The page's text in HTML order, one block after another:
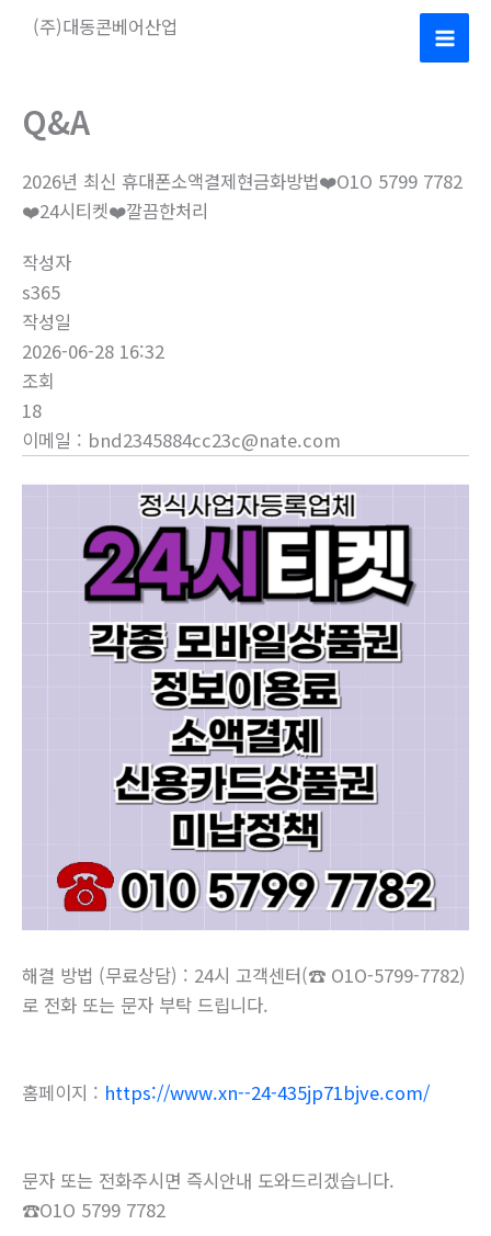
(주)대동콘베어산업
Main
Q&A
2026년 최신 휴대폰소액결제현금화방법❤️O1O 5799 7782
❤️24시티켓❤️깔끔한처리
작성자
s365
작성일
2026-06-28 16:32
조회
18
이메일 : bnd2345884cc23c@nate.com
해결 방법 (무료상담) : 24시 고객센터(☎ O1O-5799-7782)
로 전화 또는 문자 부탁 드립니다.
홈페이지 : https://www.xn--24-435jp71bjve.com/
문자 또는 전화주시면 즉시안내 도와드리겠습니다.
☎O1O 5799 7782